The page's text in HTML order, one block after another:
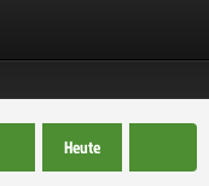
Heute